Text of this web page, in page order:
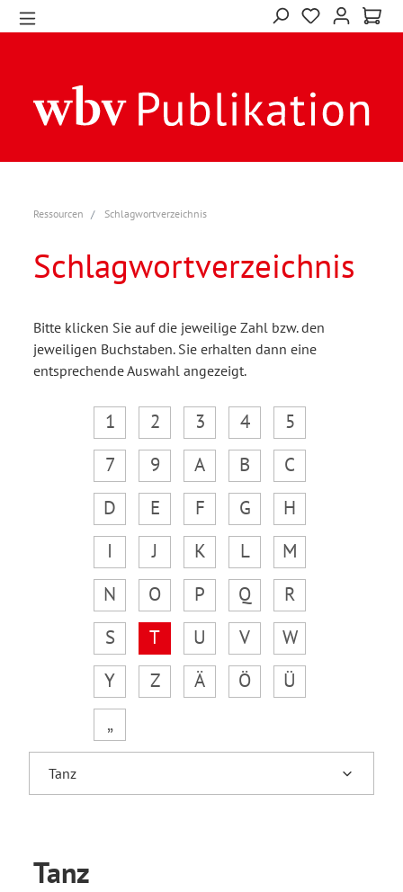
Ressourcen Schlagwortverzeichnis
Schlagwortverzeichnis
Bitte klicken Sie auf die jeweilige Zahl bzw. den
jeweiligen Buchstaben. Sie erhalten dann eine
entsprechende Auswahl angezeigt.
1 2 3 4
5
7
9 A B
C
D
E F G
H
I
J K L
M
N
O P Q
R
S
T U V
W
Y
Z Ä Ö
Ü
„
Tanz